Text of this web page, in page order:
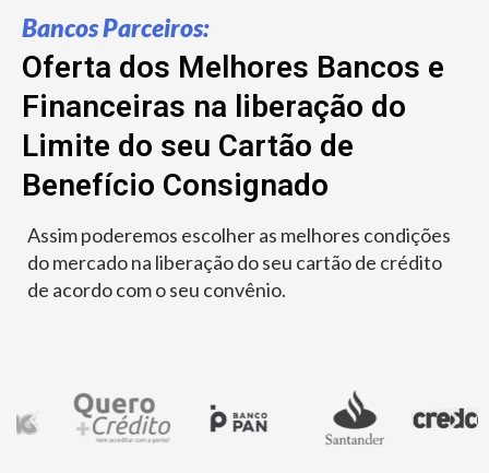
Bancos Parceiros:
Oferta dos Melhores Bancos e
Financeiras na liberação do
Limite do seu Cartão de
Benefício Consignado
Assim poderemos escolher as melhores condições
do mercado na liberação do seu cartão de crédito
de acordo com o seu convênio.